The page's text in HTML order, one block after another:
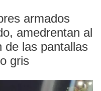
armados
amedrentan al
de las pantallas
gris